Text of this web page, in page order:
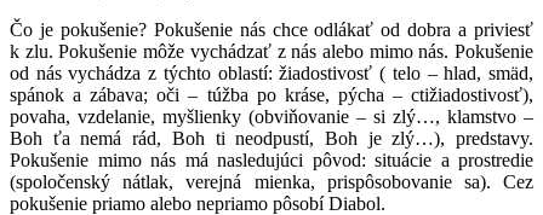
Čo je pokušenie? Pokušenie nás chce odlákať od dobra a priviesť
k zlu. Pokušenie môže vychádzať z nás alebo mimo nás. Pokušenie
od nás vychádza z týchto oblastí: žiadostivosť ( telo – hlad, smäd,
spánok a zábava; oči – túžba po kráse, pýcha – ctižiadostivosť),
povaha, vzdelanie, myšlienky (obviňovanie – si zlý…, klamstvo –
Boh ťa nemá rád, Boh ti neodpustí, Boh je zlý…), predstavy.
Pokušenie mimo nás má nasledujúci pôvod: situácie a prostredie
(spoločenský nátlak, verejná mienka, prispôsobovanie sa). Cez
pokušenie priamo alebo nepriamo pôsobí Diabol.